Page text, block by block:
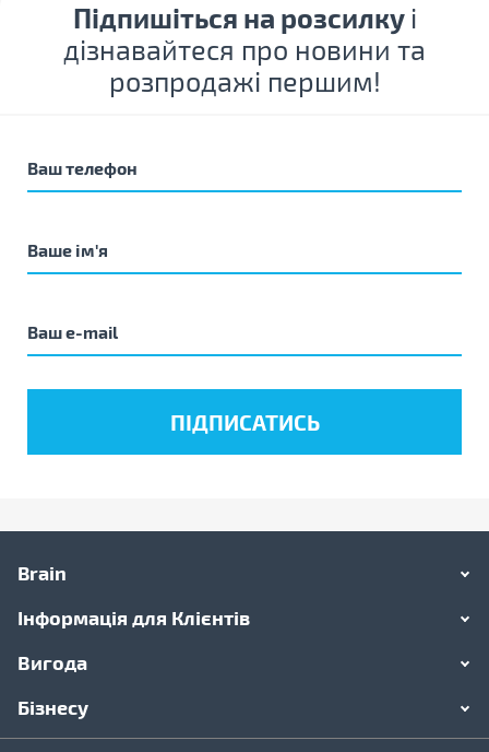
Підпишіться на розсилку і
дізнавайтеся про новини та
розпродажі першим!
Brain
Інформація для Клієнтів
Вигода
Бізнесу